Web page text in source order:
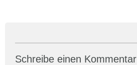
Schreibe einen Kommentar